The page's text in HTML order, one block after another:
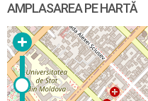
AMPLASAREA PE HARTĂ